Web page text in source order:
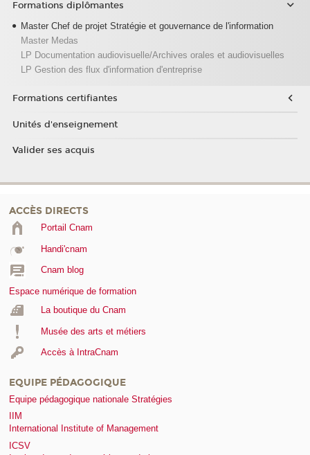
Formations diplômantes
Master Chef de projet Stratégie et gouvernance de l'information
Master Medas
LP Documentation audiovisuelle/Archives orales et audiovisuelles
LP Gestion des flux d'information d'entreprise
Formations certifiantes
Unités d'enseignement
Valider ses acquis
ACCÈS DIRECTS
Portail Cnam
Handi'cnam
Cnam blog
Espace numérique de formation
La boutique du Cnam
Musée des arts et métiers
Accès à IntraCnam
EQUIPE PÉDAGOGIQUE
Equipe pédagogique nationale Stratégies
IIM
International Institute of Management
ICSV